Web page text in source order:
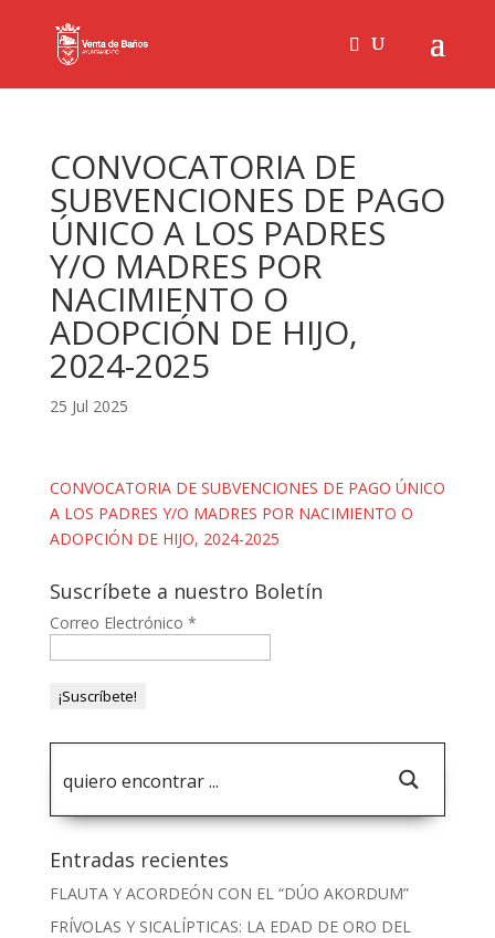
CONVOCATORIA DE
SUBVENCIONES DE PAGO
ÚNICO A LOS PADRES
Y/O MADRES POR
NACIMIENTO O
ADOPCIÓN DE HIJO,
2024-2025
25 Jul 2025
CONVOCATORIA DE SUBVENCIONES DE PAGO ÚNICO
A LOS PADRES Y/O MADRES POR NACIMIENTO O
ADOPCIÓN DE HIJO, 2024-2025
Suscríbete a nuestro Boletín
Correo Electrónico *
Entradas recientes
FLAUTA Y ACORDEÓN CON EL “DÚO AKORDUM”
FRÍVOLAS Y SICALÍPTICAS: LA EDAD DE ORO DEL